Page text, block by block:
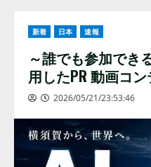
新着 日本 速報
～誰でも参加でき
用したPR 動画コ
2026/05/21/23:53:46